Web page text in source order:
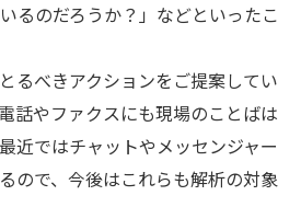
るのだろうか？」などといったこ
るべきアクションをご提案してい
話やファクスにも現場のことばは
近ではチャットやメッセンジャー
ので、今後はこれらも解析の対象